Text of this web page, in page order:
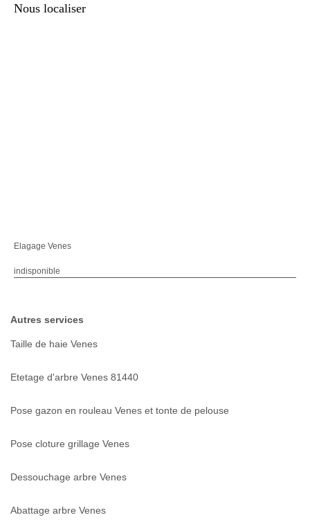
Nous localiser
Elagage Venes
indisponible
Autres services
Taille de haie Venes
Etetage d'arbre Venes 81440
Pose gazon en rouleau Venes et tonte de pelouse
Pose cloture grillage Venes
Dessouchage arbre Venes
Abattage arbre Venes